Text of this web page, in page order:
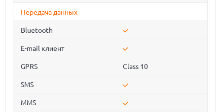
Передача данных
Bluetooth
E-mail клиент
GPRS Class 10
SMS
MMS